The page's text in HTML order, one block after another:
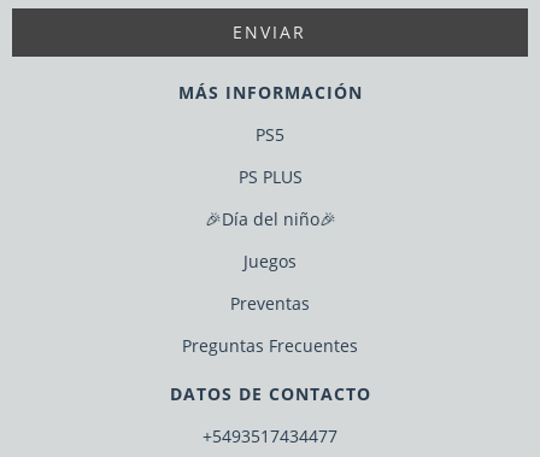
MÁS INFORMACIÓN
PS5
PS PLUS
🎉Día del niño🎉
Juegos
Preventas
Preguntas Frecuentes
DATOS DE CONTACTO
+5493517434477